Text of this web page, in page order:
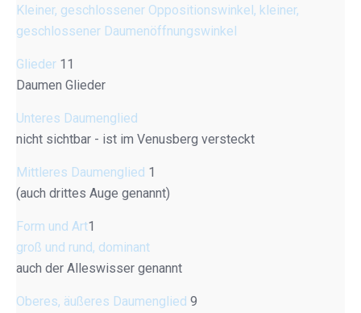
Kleiner, geschlossener Oppositionswinkel, kleiner,
geschlossener Daumenöffnungswinkel
Glieder 11
Daumen Glieder
Unteres Daumenglied
nicht sichtbar - ist im Venusberg versteckt
Mittleres Daumenglied 1
(auch drittes Auge genannt)
Form und Art1
groß und rund, dominant
auch der Alleswisser genannt
Oberes, äußeres Daumenglied 9